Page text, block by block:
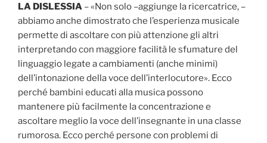
LA DISLESSIA – «Non solo –aggiunge la ricercatrice, –
abbiamo anche dimostrato che l’esperienza musicale
permette di ascoltare con più attenzione gli altri
interpretando con maggiore facilità le sfumature del
linguaggio legate a cambiamenti (anche minimi)
dell’intonazione della voce dell’interlocutore». Ecco
perché bambini educati alla musica possono
mantenere più facilmente la concentrazione e
ascoltare meglio la voce dell’insegnante in una classe
rumorosa. Ecco perché persone con problemi di